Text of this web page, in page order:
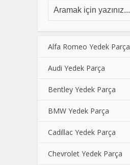
Alfa Romeo Yedek Parça
Audi Yedek Parça
Bentley Yedek Parça
BMW Yedek Parça
Cadillac Yedek Parça
Chevrolet Yedek Parça